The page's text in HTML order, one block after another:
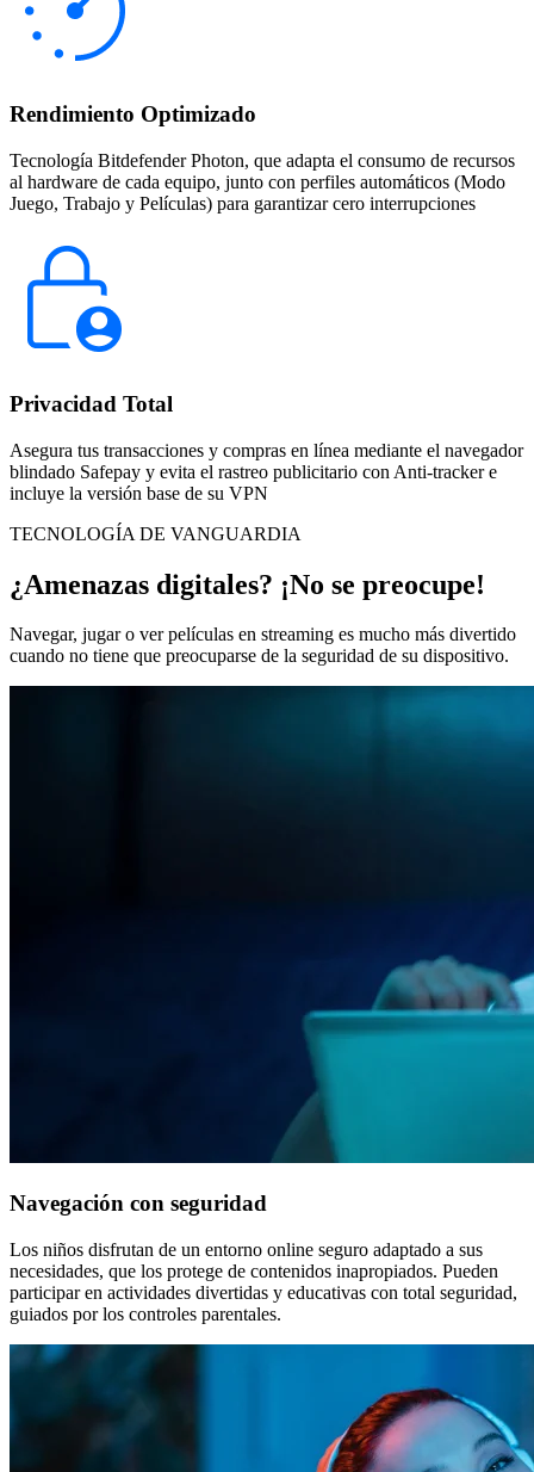
Rendimiento Optimizado
Tecnología Bitdefender Photon, que adapta el consumo de recursos
al hardware de cada equipo, junto con perfiles automáticos (Modo
Juego, Trabajo y Películas) para garantizar cero interrupciones
Privacidad Total
Asegura tus transacciones y compras en línea mediante el navegador
blindado Safepay y evita el rastreo publicitario con Anti-tracker e
incluye la versión base de su VPN
TECNOLOGÍA DE VANGUARDIA
¿Amenazas digitales? ¡No se preocupe!
Navegar, jugar o ver películas en streaming es mucho más divertido
cuando no tiene que preocuparse de la seguridad de su dispositivo.
Navegación con seguridad
Los niños disfrutan de un entorno online seguro adaptado a sus
necesidades, que los protege de contenidos inapropiados. Pueden
participar en actividades divertidas y educativas con total seguridad,
guiados por los controles parentales.